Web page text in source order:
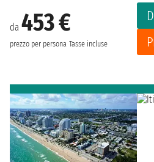
da 453 €
prezzo per persona Tasse incluse